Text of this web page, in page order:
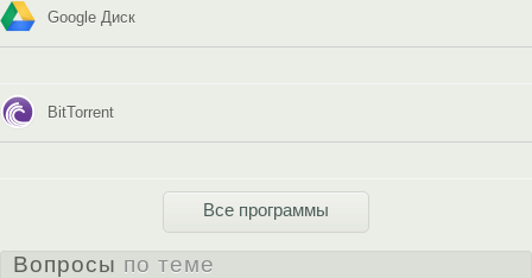
Google Диск
BitTorrent
Все программы
Вопросы по теме